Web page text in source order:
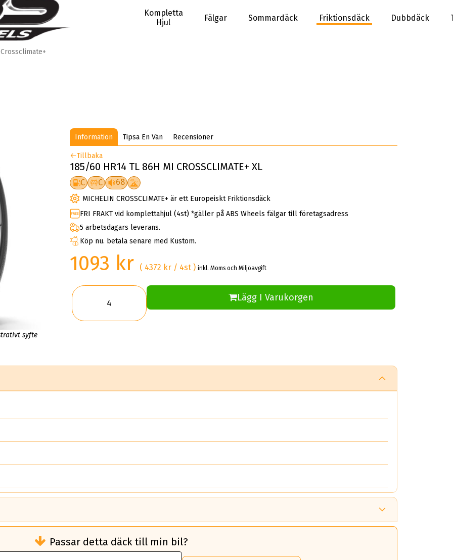
Kompletta
Hjul
Fälgar Sommardäck Friktionsdäck Dubbdäck
Crossclimate+
syfte
Information Tipsa En Vän Recensioner
Tillbaka
185/60 HR14 TL 86H MI CROSSCLIMATE+ XL
C C 68
MICHELIN CROSSCLIMATE+ är ett Europeiskt Friktionsdäck
FRI FRAKT vid komplettahjul (4st) *gäller på ABS Wheels fälgar till företagsadress
5 arbetsdagars leverans.
Köp nu. betala senare med Kustom.
1093 kr ( 4372 kr / 4st )inkl. Moms och Miljöavgift
Lägg I Varukorgen
än ett klass G däck.
Passar detta däck till min bil?